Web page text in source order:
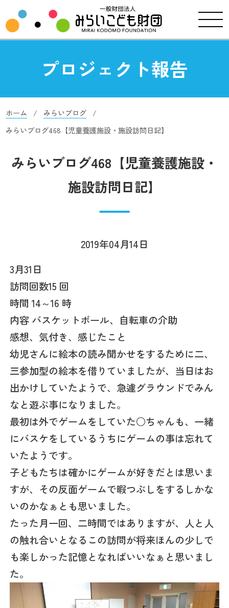
プロジェクト報告
ホーム
みらいブログ
みらいブログ468【児童養護施設・施設訪問日記】
みらいブログ468【児童養護施設・
施設訪問日記】
2019年04月14日
3月31日
訪問回数15 回
時間 14～16 時
内容 バスケットボール、自転車の介助
感想、気付き、感じたこと
幼児さんに絵本の読み聞かせをするために二、
三参加型の絵本を借りていましたが、当日はお
出かけしていたようで、急遽グラウンドでみん
なと遊ぶ事になりました。
最初は外でゲームをしていた○ちゃんも、一緒
にバスケをしているうちにゲームの事は忘れて
いたようです。
子どもたちは確かにゲームが好きだとは思いま
すが、その反面ゲームで暇つぶしをするしかな
いのかなぁとも思いました。
たった月一回、二時間ではありますが、人と人
の触れ合いとなるこの訪問が将来ほんの少しで
も楽しかった記憶となればいいなぁと思いまし
た。